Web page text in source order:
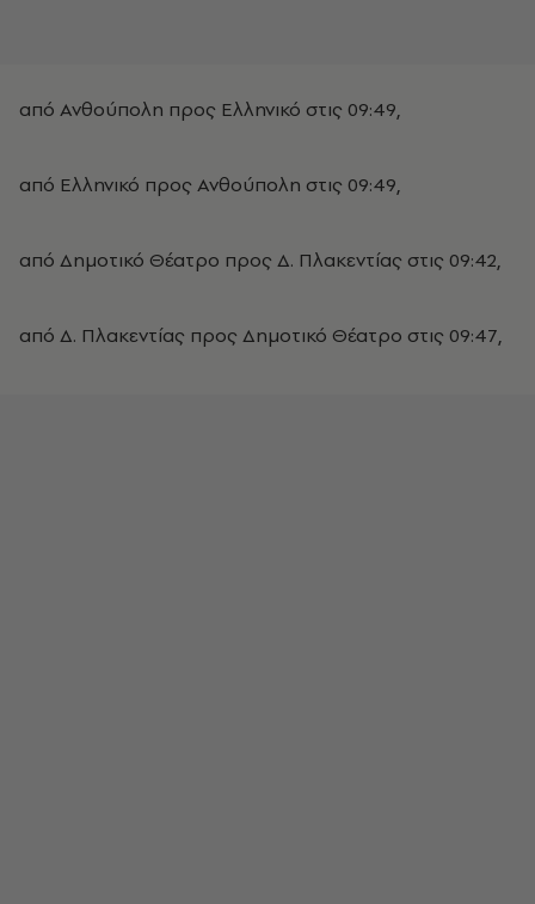
από Ανθούπολη προς Ελληνικό στις 09:49, ​
από Ελληνικό προς Ανθούπολη στις 09:49,​​
από Δημοτικό Θέατρο προς Δ. Πλακεντίας στις 09:42,​
από Δ. Πλακεντίας προς Δημοτικό Θέατρο στις 09:47,